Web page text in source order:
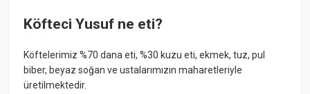
Köfteci Yusuf ne eti?
Köftelerimiz %70 dana eti, %30 kuzu eti, ekmek, tuz, pul
biber, beyaz soğan ve ustalarımızın maharetleriyle
üretilmektedir.